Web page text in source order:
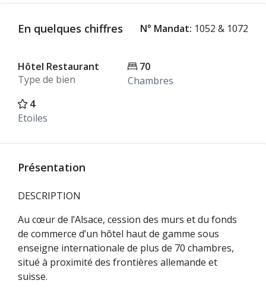
En quelques chiffres N° Mandat: 1052 & 1072
Hôtel Restaurant
Type de bien
70
Chambres
4
Etoiles
Présentation
DESCRIPTION
Au cœur de l’Alsace, cession des murs et du fonds
de commerce d’un hôtel haut de gamme sous
enseigne internationale de plus de 70 chambres,
situé à proximité des frontières allemande et
suisse.